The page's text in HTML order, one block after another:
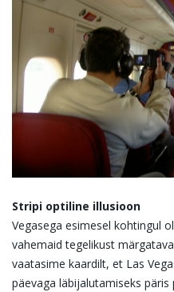
Stripi optiline illusioon
Vegasega esimesel kohtingul
vahemaid tegelikust
vaatasime kaardilt, et Las
päevaga läbijalutamiseks